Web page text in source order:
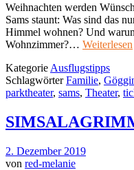
Weihnachten werden
Sams staunt: Was sind das
Himmel wohnen? Und
Wohnzimmer?… Weiterlesen
Kategorie Ausflugstipps
SchlagwörterFamilie,
parktheater, sams, Theater,
2. Dezember 2019
von red-melanie